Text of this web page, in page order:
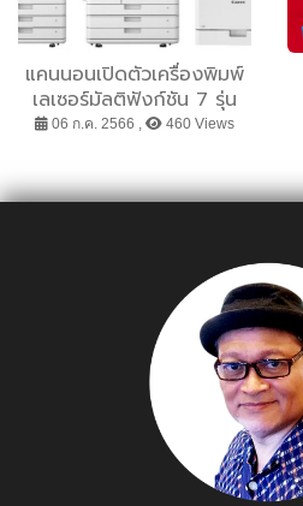
แคนนอนเปิดตัวเครื่องพิมพ์
เลเซอร์มัลติฟังก์ชัน 7 รุ่น
ใหม่ ตอบโจทย์ทุกธุรกิจด้วย
06 ก.ค. 2566 , 460 Views